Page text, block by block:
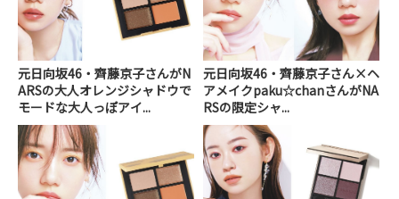
元日向坂46・齊藤京子さんがN
ARSの大人オレンジシャドウで
モードな大人っぽアイ...
元日向坂46・齊藤京子さん×ヘ
アメイクpaku☆chanさんがNA
RSの限定シャ...